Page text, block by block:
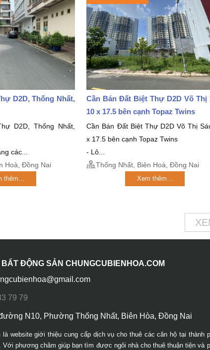
D2D, Thống Nhất,
D2D, Thống Nhất,
các...
Hoà, Đồng Nai
thêm...
Cần Bán Đất Biệt Thự D2D Võ Thị
10 x 17.5 bên cạnh Topaz Twins
Cần Bán Đất Biệt Thự D2D Võ Thị
x 17.5 bên cạnh Topaz Twins
- Lô...
Thống Nhất, Biên Hoà, Đồng Nai
Xem thêm...
ĐỘNG SẢN CHUNGCUBIENHOA.COM
79 79
N10, Phường Thống Nhất, Biên Hòa, Đồng Nai
là website giới thiệu cung cấp dịch vụ cho thuê các căn hộ tại thành
Với phương châm giúp bạn tìm được ngôi nhà cho thuê thuận tiện và